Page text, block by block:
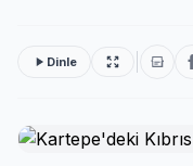
Dinle